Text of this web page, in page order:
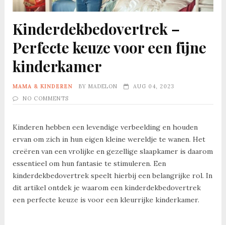
Kinderdekbedovertrek –
Perfecte keuze voor een fijne
kinderkamer
MAMA & KINDEREN BY MADELON
AUG 04, 2023
NO COMMENTS
Kinderen hebben een levendige verbeelding en houden
ervan om zich in hun eigen kleine wereldje te wanen. Het
creëren van een vrolijke en gezellige slaapkamer is daarom
essentieel om hun fantasie te stimuleren. Een
kinderdekbedovertrek speelt hierbij een belangrijke rol. In
dit artikel ontdek je waarom een kinderdekbedovertrek
een perfecte keuze is voor een kleurrijke kinderkamer.